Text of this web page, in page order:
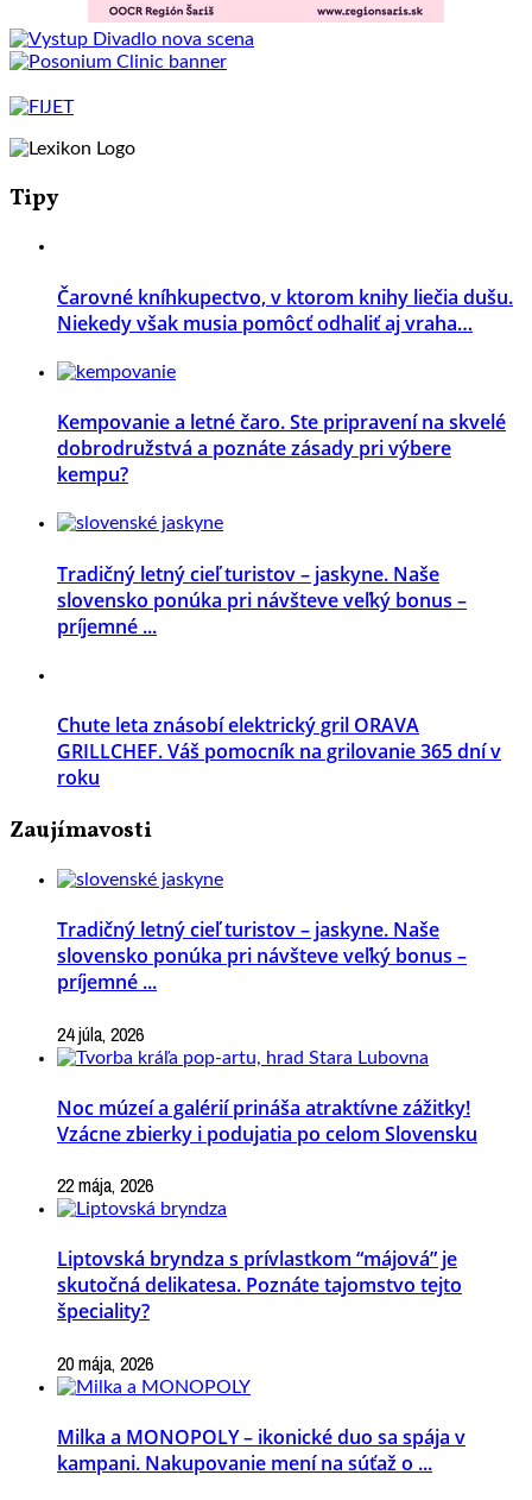
Tipy
Čarovné kníhkupectvo, v ktorom knihy liečia dušu.
Niekedy však musia pomôcť odhaliť aj vraha…
Kempovanie a letné čaro. Ste pripravení na skvelé
dobrodružstvá a poznáte zásady pri výbere
kempu?
Tradičný letný cieľ turistov – jaskyne. Naše
slovensko ponúka pri návšteve veľký bonus –
príjemné ...
Chute leta znásobí elektrický gril ORAVA
GRILLCHEF. Váš pomocník na grilovanie 365 dní v
roku
Zaujímavosti
Tradičný letný cieľ turistov – jaskyne. Naše
slovensko ponúka pri návšteve veľký bonus –
príjemné ...
24 júla, 2026
Noc múzeí a galérií prináša atraktívne zážitky!
Vzácne zbierky i podujatia po celom Slovensku
22 mája, 2026
Liptovská bryndza s prívlastkom “májová” je
skutočná delikatesa. Poznáte tajomstvo tejto
špeciality?
20 mája, 2026
Milka a MONOPOLY – ikonické duo sa spája v
kampani. Nakupovanie mení na súťaž o ...